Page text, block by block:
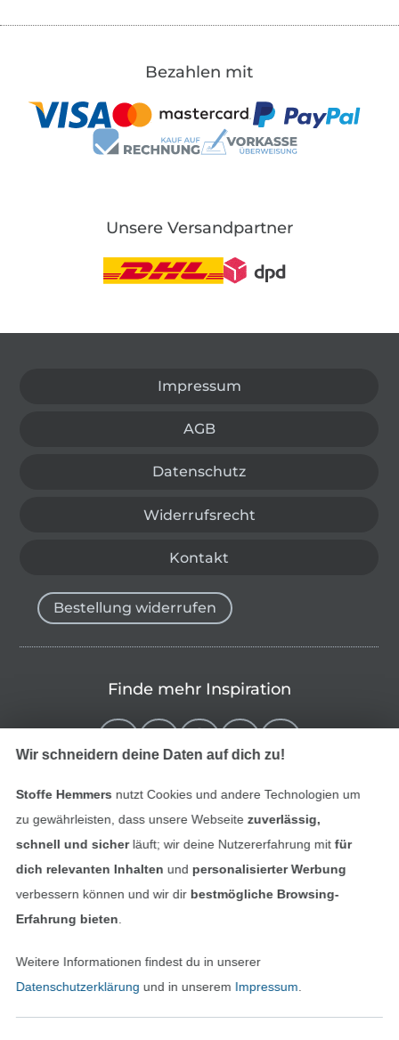
Bezahlen mit
Unsere Versandpartner
Impressum
AGB
Datenschutz
Widerrufsrecht
Kontakt
Alle Preise inkl. der gesetzl. MwSt.
Die durchgestrichenen Preise entsprechen dem
Bestellung widerrufen
Finde mehr Inspiration
Wir schneidern deine Daten auf dich zu!
Stoffe Hemmers nutzt Cookies und andere Technologien um
zu gewährleisten, dass unsere Webseite zuverlässig,
schnell und sicherläuft; wir deine Nutzererfahrung mitfür
dich relevanten Inhalten und personalisierter Werbung
verbessern können und wir dir bestmögliche Browsing-
Erfahrung bieten
Weitere Informationen findest du in unserer
Datenschutzerklärung und in unserem Impressum